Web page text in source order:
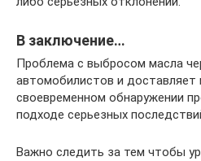
В заключение…
Проблема с выбросом масла
автомобилистов и доставляет
своевременном обнаружении
подходе серьезных
Важно следить за тем чтобы